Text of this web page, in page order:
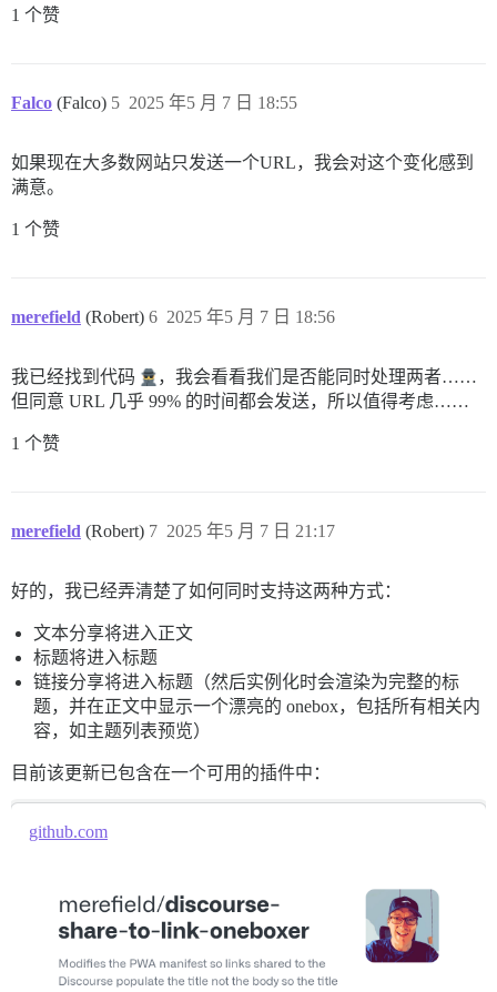
1 个赞
Falco (Falco) 2025 年5 月 7 日 18:55
5
如果现在大多数网站只发送一个URL，我会对这个变化感到
满意。
1 个赞
merefield (Robert) 2025 年5 月 7 日 18:56
6
我已经找到代码
，我会看看我们是否能同时处理两者……
但同意 URL 几乎 99% 的时间都会发送，所以值得考虑……
1 个赞
merefield (Robert) 2025 年5 月 7 日 21:17
7
好的，我已经弄清楚了如何同时支持这两种方式：
文本分享将进入正文
标题将进入标题
链接分享将进入标题（然后实例化时会渲染为完整的标
题，并在正文中显示一个漂亮的 onebox，包括所有相关内
容，如主题列表预览）
目前该更新已包含在一个可用的插件中：
github.com